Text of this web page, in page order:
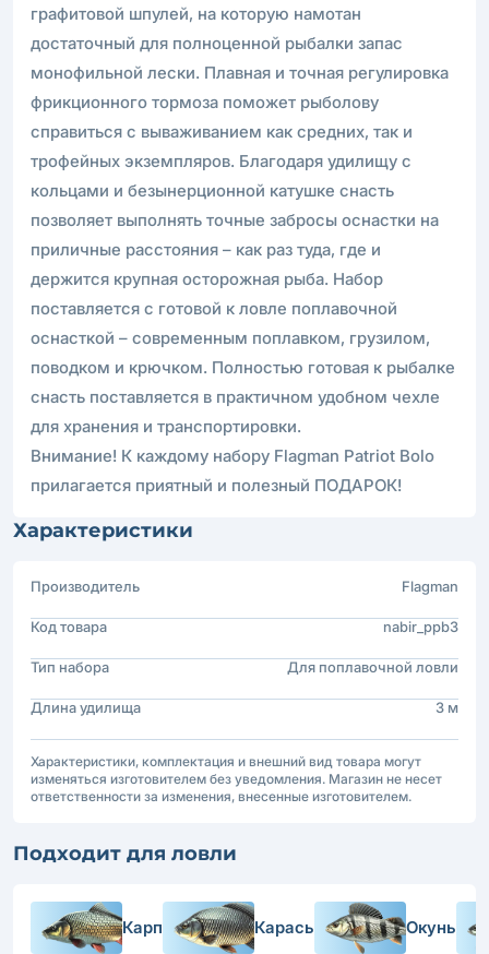
графитовой шпулей, на которую намотан
достаточный для полноценной рыбалки запас
монофильной лески. Плавная и точная регулировка
фрикционного тормоза поможет рыболову
справиться с вываживанием как средних, так и
трофейных экземпляров. Благодаря удилищу с
кольцами и безынерционной катушке снасть
позволяет выполнять точные забросы оснастки на
приличные расстояния – как раз туда, где и
держится крупная осторожная рыба. Набор
поставляется с готовой к ловле поплавочной
оснасткой – современным поплавком, грузилом,
поводком и крючком. Полностью готовая к рыбалке
снасть поставляется в практичном удобном чехле
для хранения и транспортировки.
Внимание! К каждому набору Flagman Patriot Bolo
прилагается приятный и полезный ПОДАРОК!
Характеристики
Производитель Flagman
Код товара nabir_ppb3
Тип набора Для поплавочной ловли
Длина удилища 3 м
Характеристики, комплектация и внешний вид товара могут
изменяться изготовителем без уведомления. Магазин не несет
ответственности за изменения, внесенные изготовителем.
Подходит для ловли
Карп Карась Окунь